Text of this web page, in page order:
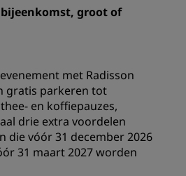
groot of
met Radisson
gratis parkeren tot
en koffiepauzes,
drie extra voordelen
die vóór 31 december 2026
31 maart 2027 worden